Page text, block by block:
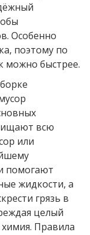
Особенно
поэтому по
можно быстрее.
всю
или
помогают
жидкости, а
грязь в
целый
Правила